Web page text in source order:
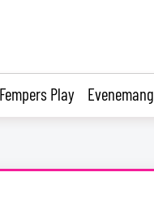
Fempers Play Evenemang